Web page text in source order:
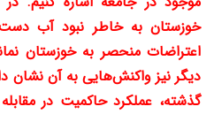
خوزستان به خاطر نبود آب دست
اعتراضات منحصر به خوزستان
دیگر نیز واکنش‌هایی به آن نشان
گذشته، عملکرد حاکمیت در مقابله